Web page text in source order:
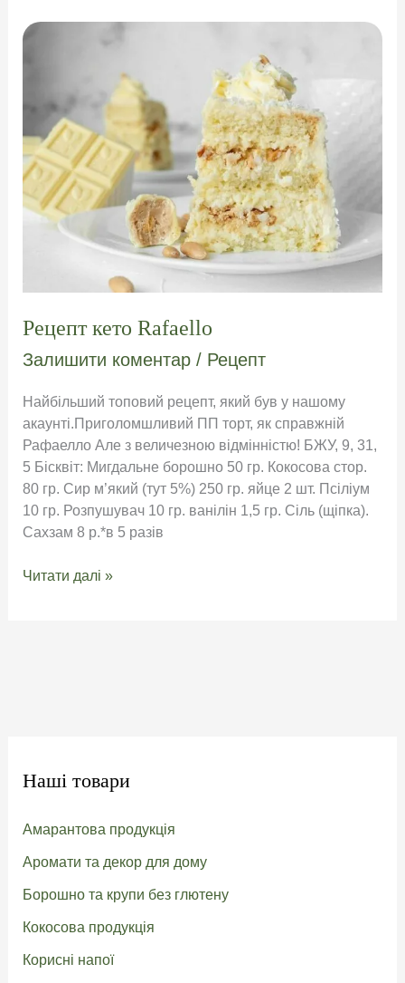
Ширатаки
Рецепт кето Rafaello
Залишити коментар / Рецепт
Найбільший топовий рецепт, який був у нашому
акаунті.Приголомшливий ПП торт, як справжній
Рафаелло Але з величезною відмінністю! БЖУ, 9, 31,
5 Бісквіт: Мигдальне борошно 50 гр. Кокосова стор.
80 гр. Сир м’який (тут 5%) 250 гр. яйце 2 шт. Псіліум
10 гр. Розпушувач 10 гр. ванілін 1,5 гр. Сіль (щіпка).
Сахзам 8 р.*в 5 разів
Рецепт
Читати далі »
Наші товари
Амарантова продукція
Аромати та декор для дому
Борошно та крупи без глютену
Кокосова продукція
Корисні напої